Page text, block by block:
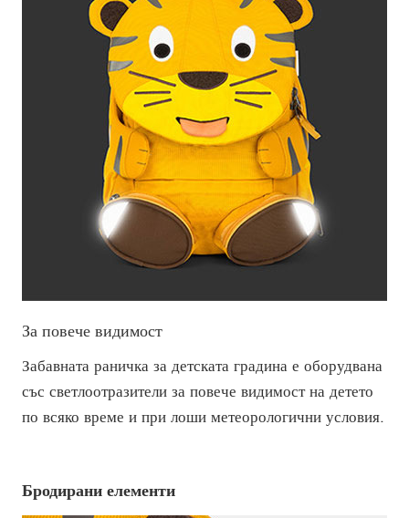
За повече видимост
Забавната раничка за детската градина е оборудвана
със светлоотразители за повече видимост на детето
по всяко време и при лоши метеорологични условия.
Бродирани елементи